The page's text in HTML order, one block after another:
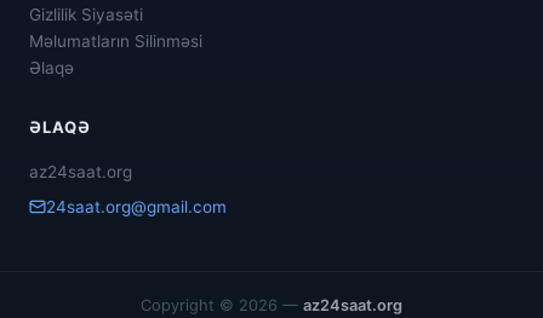
Gizlilik Siyasəti
Məlumatların Silinməsi
Əlaqə
ƏLAQƏ
az24saat.org
24saat.org@gmail.com
Copyright © 2026 — az24saat.org